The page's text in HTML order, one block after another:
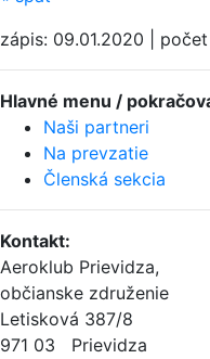
zápis: 09.01.2020 |
Hlavné menu /
Naši partneri
Na prevzatie
Členská sekcia
Kontakt:
Aeroklub Prievidza,
občianske združenie
Letisková 387/8
971 03 Prievidza